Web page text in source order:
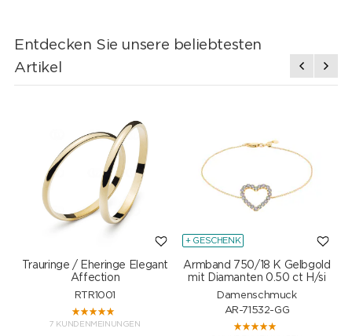
Entdecken Sie unsere beliebtesten
Artikel
Trauringe / Eheringe Elegant
Affection
RTR1001
7 KUNDENMEINUNGEN
+ GESCHENK
Armband 750/18 K Gelbgold
mit Diamanten 0.50 ct H/si
Damenschmuck
AR-71532-GG